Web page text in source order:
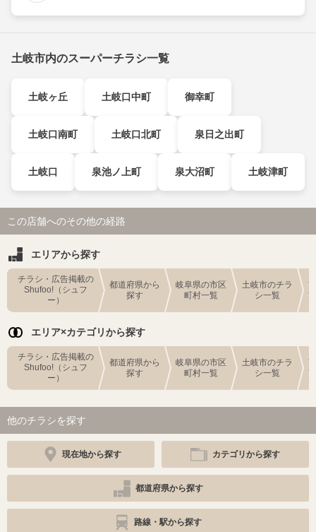
土岐市内のスーパーチラシ一覧
土岐ヶ丘 土岐口中町 御幸町
土岐口南町 土岐口北町 泉日之出町
土岐口 泉池ノ上町 泉大沼町 土岐津町
この店舗へのその他の経路
エリアから探す
チラシ・広告掲載の
Shufoo!（シュフ
ー）
都道府県から
探す
岐阜県の市区
町村一覧
土岐市のチラ
シ一覧
エリア×カテゴリから探す
チラシ・広告掲載の
Shufoo!（シュフ
ー）
都道府県から
探す
岐阜県の市区
町村一覧
土岐市のチラ
シ一覧
他のチラシを探す
現在地から探す カテゴリから探す
都道府県から探す
路線・駅から探す